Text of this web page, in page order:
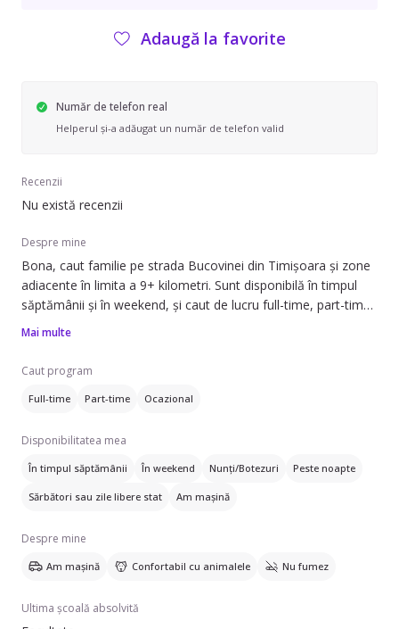
Adaugă la favorite
Număr de telefon real
Helperul și-a adăugat un număr de telefon valid
Recenzii
Nu există recenzii
Despre mine
Bona, caut familie pe strada Bucovinei din Timișoara și zone
adiacente în limita a 9+ kilometri. Sunt disponibilă în timpul
săptămânii și în weekend, și caut de lucru full-time, part-time
sau ocazional.
Pot să ofer ajutor cu treburile casei, prepararea mâncării,
curățenie ușoară, strâns după copil, îngrijire plante, dus-adus
copiii cu mașina personală și ajutor la teme. Am experiență
special. Pe lângă, am fost voluntară și la o asociație care
ajuta copiii la teme ( gen afterschool) sau se făceau diferite
6+ ani. Îmi place să interacționez cu copiii și să le ofer un
mediu plăcut și sigur.
Mai multe
Caut program
Full-time Part-time Ocazional
Disponibilitatea mea
În timpul săptămânii În weekend Nunți/Botezuri Peste noapte
Sărbători sau zile libere stat Am mașină
Despre mine
Am mașină Confortabil cu animalele Nu fumez
Ultima școală absolvită